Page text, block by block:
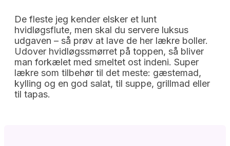
De fleste jeg kender elsker et lunt
hvidløgsflute, men skal du servere luksus
udgaven – så prøv at lave de her lækre boller.
Udover hvidløgssmørret på toppen, så bliver
man forkælet med smeltet ost indeni. Super
lækre som tilbehør til det meste: gæstemad,
kylling og en god salat, til suppe, grillmad eller
til tapas.